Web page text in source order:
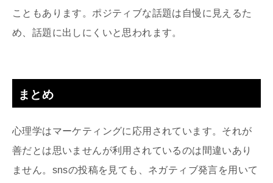
こともあります。ポジティブな話題は自慢に見えるた
め、話題に出しにくいと思われます。
まとめ
心理学はマーケティングに応用されています。それが
善だとは思いませんが利用されているのは間違いあり
ません。snsの投稿を見ても、ネガティブ発言を用いて